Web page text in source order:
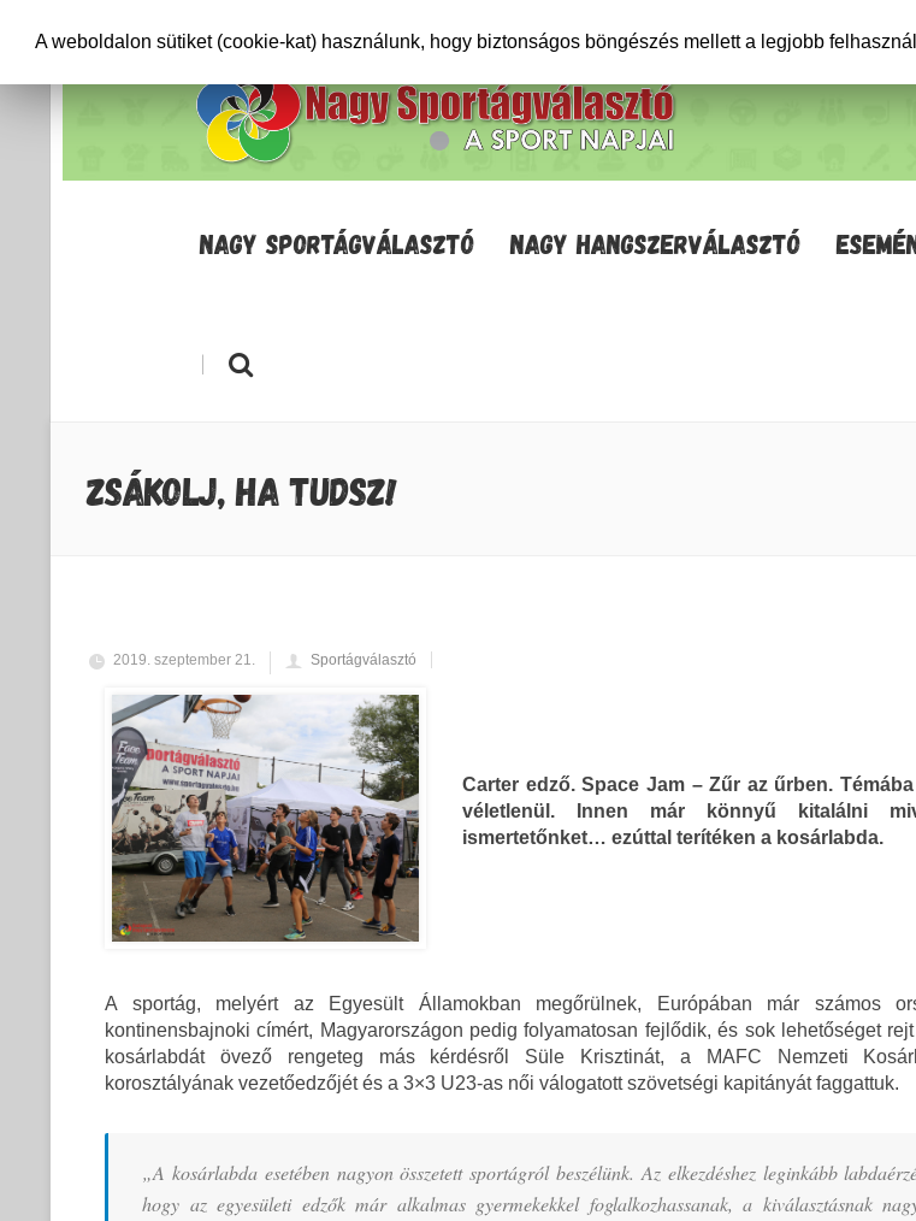
NAGY SPORTÁGVÁLASZTÓ NAGY HANGSZERVÁLASZTÓ
|
ZSÁKOLJ, HA TUDSZ!
2019. szeptember 21. Sportágválasztó
Carter edző. Space Jam – Zűr az űrben.
véletlenül. Innen már könnyű kitalálni
ismertetőnket… ezúttal terítéken a kosárlabda.
A sportág, melyért az Egyesült Államokban megőrülnek, Európában már számos
kontinensbajnoki címért, Magyarországon pedig folyamatosan fejlődik, és sok lehetőséget
kosárlabdát övező rengeteg más kérdésről Süle Krisztinát, a MAFC Nemzeti
korosztályának vezetőedzőjét és a 3×3 U23-as női válogatott szövetségi kapitányát faggattuk.
„A kosárlabda esetében nagyon összetett sportágról beszélünk. Az elkezdéshez leginkább
hogy az egyesületi edzők már alkalmas gyermekekkel foglalkozhassanak, a kiválasztásnak
A weboldalon sütiket (cookie-kat) használunk, hogy biztonságos böngészés mellett a legjobb